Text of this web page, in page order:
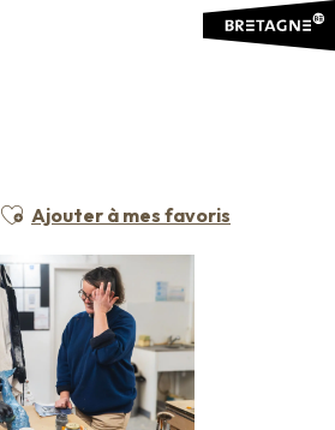
Ajouter aux favoris
Ajouter à mes favoris